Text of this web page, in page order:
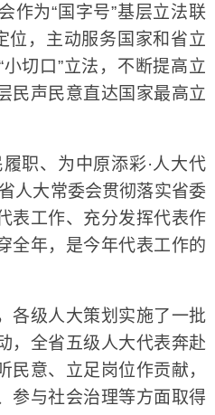
为“国字号”基层立法联
位，主动服务国家和省立
切口”立法，不断提高立
民声民意直达国家最高立
职、为中原添彩·人大代
人大常委会贯彻落实省委
表工作、充分发挥代表作
全年，是今年代表工作的
级人大策划实施了一批
，全省五级人大代表奔赴
民意、立足岗位作贡献，
参与社会治理等方面取得